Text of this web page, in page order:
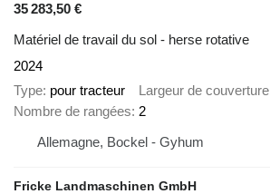
35 283,50 €
Matériel de travail du sol - herse rotative
2024
Type pour tracteur Largeur de couverture
Nombre de rangées 2
Allemagne, Bockel - Gyhum
Fricke Landmaschinen GmbH